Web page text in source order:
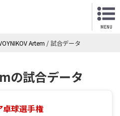
MENU
Artem /試合データ
の試合データ
卓球選手権